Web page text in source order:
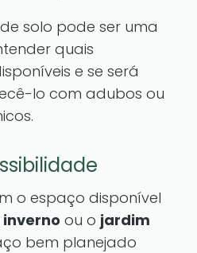
solo pode ser uma
quais
e se será
lo com adubos ou
o espaço disponível
ou o jardim
bem planejado